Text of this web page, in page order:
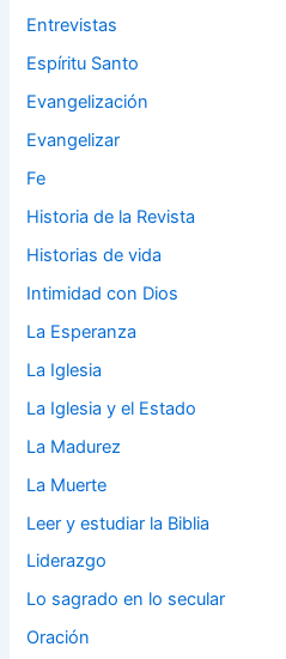
Entrevistas
Espíritu Santo
Evangelización
Evangelizar
Fe
Historia de la Revista
Historias de vida
Intimidad con Dios
La Esperanza
La Iglesia
La Iglesia y el Estado
La Madurez
La Muerte
Leer y estudiar la Biblia
Liderazgo
Lo sagrado en lo secular
Oración